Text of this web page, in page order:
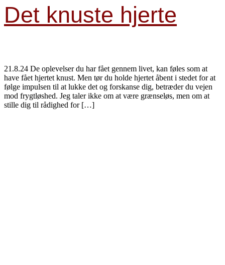
Det knuste hjerte
21.8.24 De oplevelser du har fået gennem livet, kan føles som at
have fået hjertet knust. Men tør du holde hjertet åbent i stedet for at
følge impulsen til at lukke det og forskanse dig, betræder du vejen
mod frygtløshed. Jeg taler ikke om at være grænseløs, men om at
stille dig til rådighed for […]